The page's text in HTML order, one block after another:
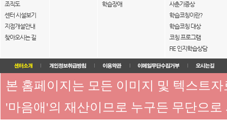
조직도
센터 시설보기
지점개설안내
찾아오시는 길
학습장애
사춘기증상
학습코칭이란?
학습코칭 대상
코칭 프로그램
FIE 인지학습상담
본 홈페이지는 모든 이미지 및 텍스트
'마음애'의 재산이므로 누구든 무단으